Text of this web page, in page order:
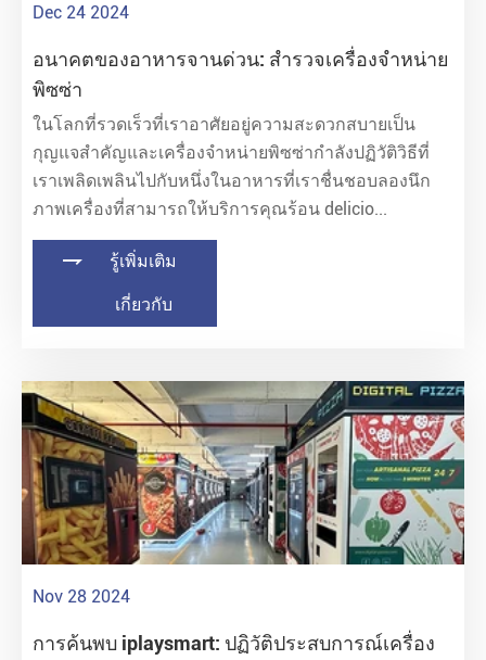
Dec 24 2024
อนาคตของอาหารจานด่วน: สำรวจเครื่องจำหน่าย
พิซซ่า
ในโลกที่รวดเร็วที่เราอาศัยอยู่ความสะดวกสบายเป็น
กุญแจสำคัญและเครื่องจำหน่ายพิซซ่ากำลังปฏิวัติวิธีที่
เราเพลิดเพลินไปกับหนึ่งในอาหารที่เราชื่นชอบลองนึก
ภาพเครื่องที่สามารถให้บริการคุณร้อน delicio...
 รู้เพิ่มเติม
เกี่ยวกับ
Nov 28 2024
การค้นพบ iplaysmart: ปฏิวัติประสบการณ์เครื่อง